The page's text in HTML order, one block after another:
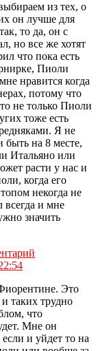
из тех, о
он лучше для
то да, он с
но все же хотят
что пока есть
Пиоли
нравится когда
потому что
не только Пиоли
тоже есть
Я не
быть на 8 месте,
Итальяно или
расти у нас и
когда его
некогда не
всегда и мне
значить
Это
и таких трудно
что
Мне он
и уйдет то на